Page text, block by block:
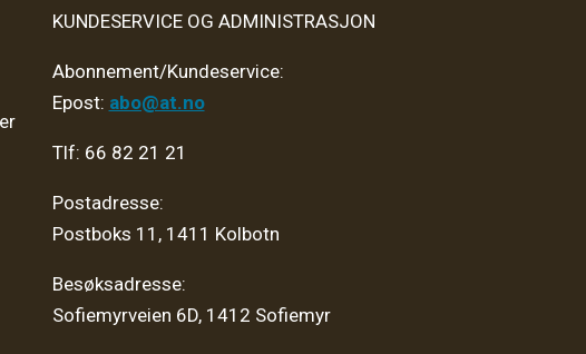
KUNDESERVICE OG ADMINISTRASJON
Abonnement/Kundeservice:
Epost: abo@at.no
Tlf: 66 82 21 21
Postadresse:
Postboks 11, 1411 Kolbotn
Besøksadresse:
Sofiemyrveien 6D, 1412 Sofiemyr